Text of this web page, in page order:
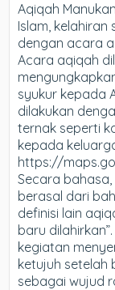
Aqiqah
Islam,
dengan acara
Acara aqiqah
syukur kepada
dilakukan
ternak seperti
kepada
https://
Secara
berasal dari
definisi lain
baru
kegiatan
ketujuh setelah
sebagai wujud